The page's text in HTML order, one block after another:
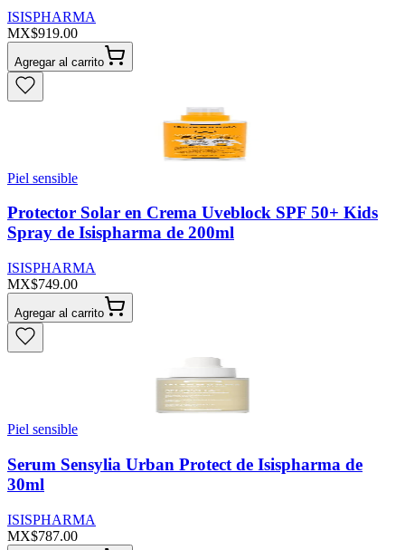
ISISPHARMA
MX$919.00
Agregar al carrito
Piel sensible
Protector Solar en Crema Uveblock SPF 50+ Kids
Spray de Isispharma de 200ml
ISISPHARMA
MX$749.00
Agregar al carrito
Piel sensible
Serum Sensylia Urban Protect de Isispharma de
30ml
ISISPHARMA
MX$787.00